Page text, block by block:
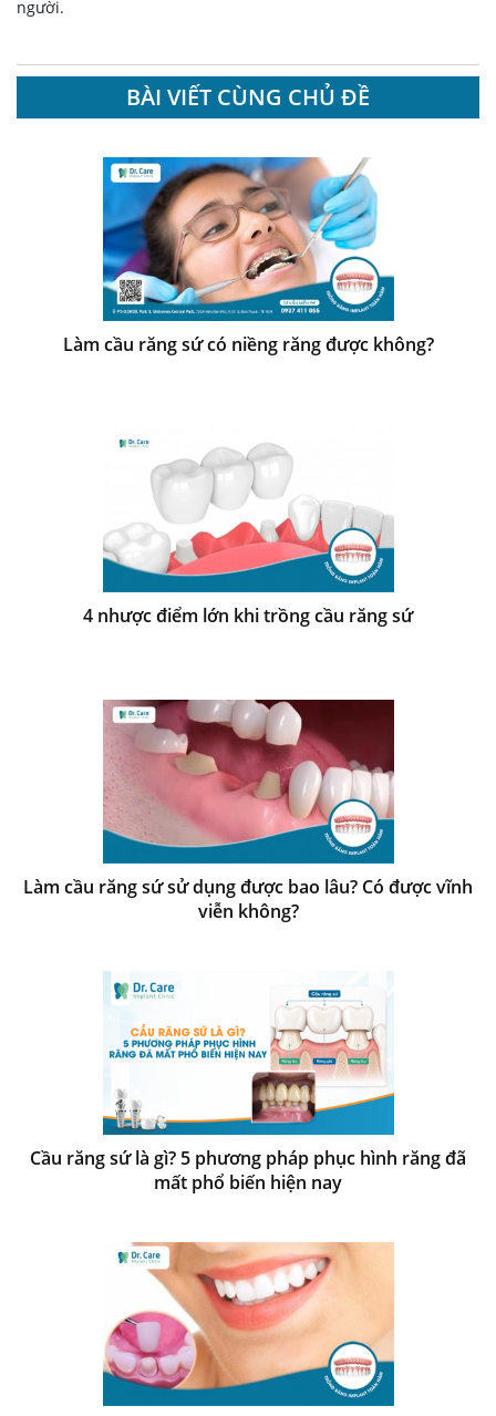
người.
BÀI VIẾT CÙNG CHỦ ĐỀ
Làm cầu răng sứ có niềng răng được không?
4 nhược điểm lớn khi trồng cầu răng sứ
Làm cầu răng sứ sử dụng được bao lâu? Có được vĩnh
viễn không?
Cầu răng sứ là gì? 5 phương pháp phục hình răng đã
mất phổ biến hiện nay